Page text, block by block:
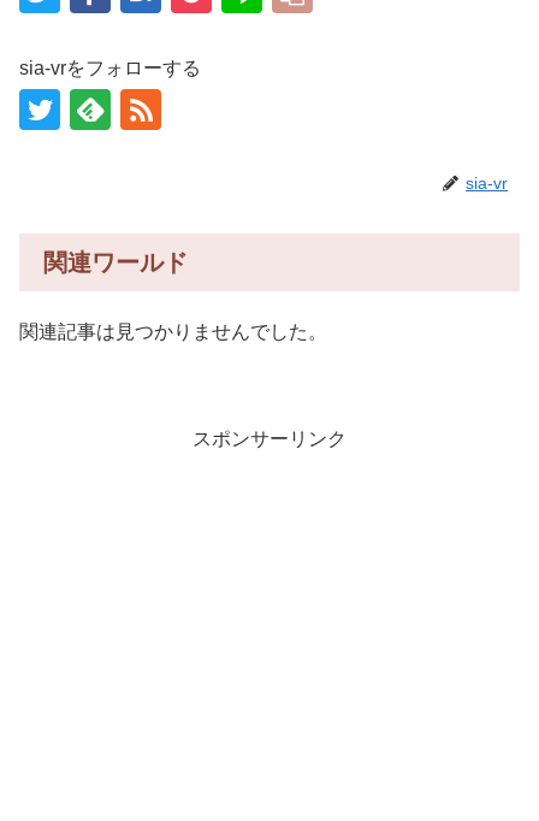
sia-vrをフォローする
sia-vr
関連ワールド
関連記事は見つかりませんでした。
スポンサーリンク